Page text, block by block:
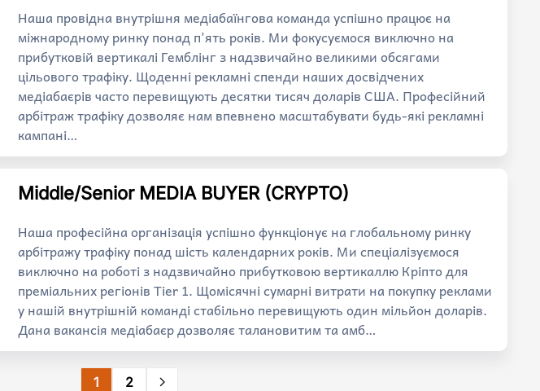
Наша провідна внутрішня медіабаїнгова команда успішно працює на
міжнародному ринку понад п'ять років. Ми фокусуємося виключно на
прибутковій вертикалі Гемблінг з надзвичайно великими обсягами
цільового трафіку. Щоденні рекламні спенди наших досвідчених
медіабаєрів часто перевищують десятки тисяч доларів США. Професійний
арбітраж трафіку дозволяє нам впевнено масштабувати будь-які рекламні
кампані…
Middle/Senior MEDIA BUYER (CRYPTO)
Наша професійна організація успішно функціонує на глобальному ринку
арбітражу трафіку понад шість календарних років. Ми спеціалізуємося
виключно на роботі з надзвичайно прибутковою вертикаллю Кріпто для
преміальних регіонів Tier 1. Щомісячні сумарні витрати на покупку реклами
у нашій внутрішній команді стабільно перевищують один мільйон доларів.
Дана вакансія медіабаєр дозволяє талановитим та амб…
1 2